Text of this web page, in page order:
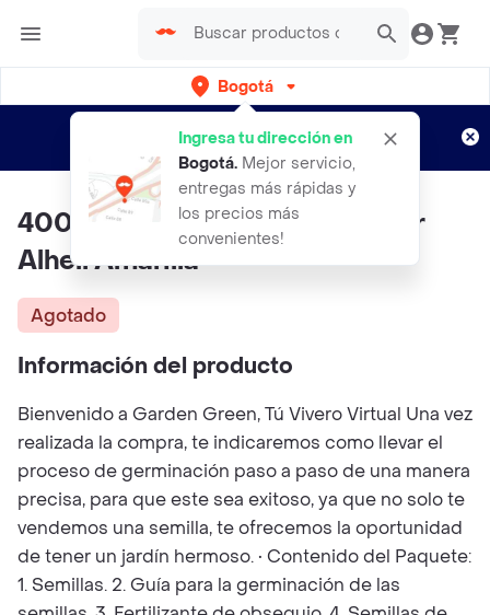
Bogotá
Ingresa tu dirección en
Bogotá. Mejor servicio,
entregas más rápidas y
los precios más
convenientes!
envíos gratis por semanas
Aplican TyC
400 Semillas Orgánicas De Flor
Alhelí Amarilla
Agotado
Información del producto
Bienvenido a Garden Green, Tú Vivero Virtual Una vez
realizada la compra, te indicaremos como llevar el
proceso de germinación paso a paso de una manera
precisa, para que este sea exitoso, ya que no solo te
vendemos una semilla, te ofrecemos la oportunidad
de tener un jardín hermoso. • Contenido del Paquete:
1. Semillas. 2. Guía para la germinación de las